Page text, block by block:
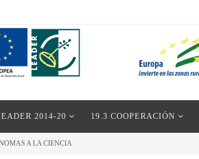
2014-20 19.3 COOPERACIÓN
A LA CIENCIA